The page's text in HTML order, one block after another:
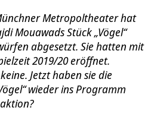
Metropoltheater hat
Mouawads Stück „Vögel“
abgesetzt. Sie hatten mit
2019/20 eröffnet.
Jetzt haben sie die
wieder ins Programm